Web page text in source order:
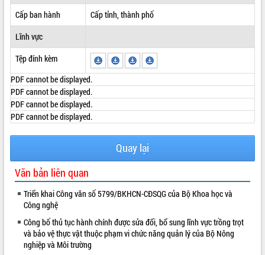
VIDEO
Loading the player...
Cấp ban hành
Cấp tỉnh, thành phố
Lĩnh vực
Tệp đính kèm
PDF cannot be displayed.
PDF cannot be displayed.
PDF cannot be displayed.
PDF cannot be displayed.
Quay lại
Văn bản liên quan
Triển khai Công văn số 5799/BKHCN-CĐSQG của Bộ Khoa học và
Công nghệ
Công bố thủ tục hành chính được sửa đổi, bổ sung lĩnh vực trồng trọt
và bảo vệ thực vật thuộc phạm vi chức năng quản lý của Bộ Nông
nghiệp và Môi trường